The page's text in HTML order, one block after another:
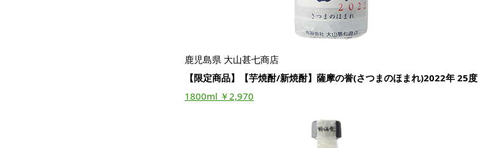
鹿児島県 大山甚七商店
【限定商品】【芋焼酎/新焼酎】薩摩の誉(さつまのほまれ)2022年 25度
1800ml ￥2,970